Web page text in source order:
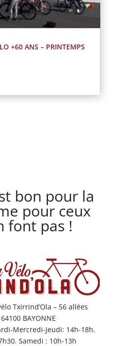
+60 ANS – PRINTEMPS
bon pour la
pour ceux
font pas !
Txirrind’Ola – 56 allées
BAYONNE
Mercredi-Jeudi: 14h-18h.
Samedi : 10h-13h